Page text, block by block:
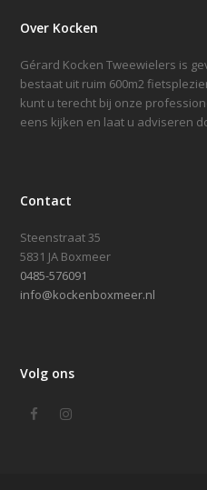
Over Kocken
Gérard Kocken Tweewielers is
bestaat uit ruim 600m2
kunt u terecht bij onze
eens kijken en laat u adviseren
Contact
Steenstraat 35
5831 JA Boxmeer
0485-576091
info@kockenboxmeer.nl
Volg ons
FacebookInstagram